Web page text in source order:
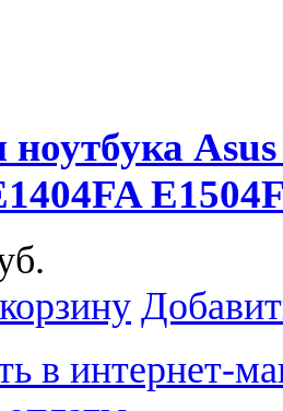
ноутбука
в интернет-